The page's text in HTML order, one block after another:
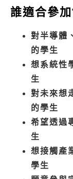
誰適合參
對半導體
的學生
想系統性
生
對未來想
的學生
希望透過
生
想接觸產
學生